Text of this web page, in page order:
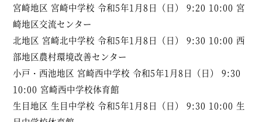
宮崎地区 宮崎中学校 令和5年1月8日（日） 9:20 10:00 宮
崎地区交流センター
北地区 宮崎北中学校 令和5年1月8日（日） 9:30 10:00 西
部地区農村環境改善センター
小戸・西池地区 宮崎西中学校 令和5年1月8日（日） 9:30
10:00 宮崎西中学校体育館
生目地区 生目中学校 令和5年1月8日（日） 9:30 10:00 生